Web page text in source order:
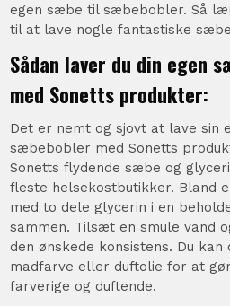
egen sæbe til sæbebobler. Så
til at lave nogle fantastiske
Sådan laver du din egen
med Sonetts produkter:
Det er nemt og sjovt at lave sin
sæbebobler med Sonetts
Sonetts flydende sæbe og
fleste helsekostbutikker. Bland
med to dele glycerin i en
sammen. Tilsæt en smule vand
den ønskede konsistens. Du
madfarve eller duftolie for at
farverige og duftende.